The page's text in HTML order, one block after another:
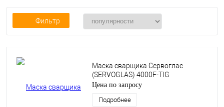
Фильтр
Маска сварщика Сервоглас
(SERVOGLAS) 4000F-TIG
Цена по запросу
Подробнее